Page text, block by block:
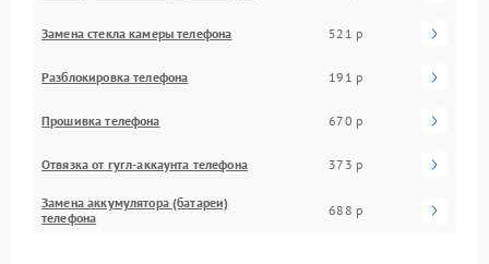
Замена стекла камеры телефона 521 р
Разблокировка телефона 191 р
Прошивка телефона 670 р
Отвязка от гугл-аккаунта телефона 373 р
Замена аккумулятора (батареи)
телефона
688 р